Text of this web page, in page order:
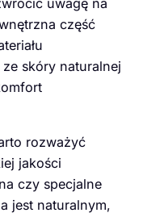
część
skóry naturalnej
rozważyć
jakości
czy specjalne
jest naturalnym,